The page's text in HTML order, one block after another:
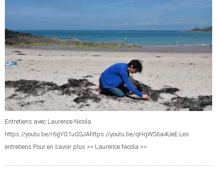
Entretiens avec Laurence Nicola
https://youtu.be/r6gYO1uGSJAhttps://youtu.be/qHqWS6a4UeE Les
entretiens Pour en savoir plus >> Laurence Nicola >>